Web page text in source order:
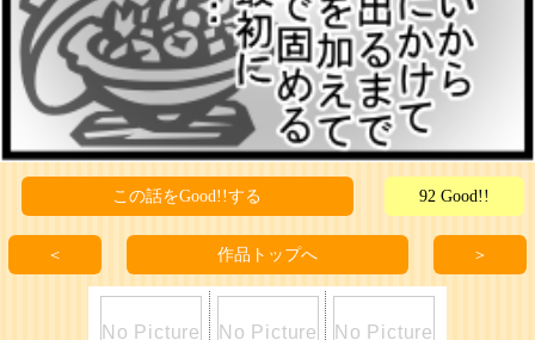
この話をGood!!する 92 Good!!
＜ 作品トップへ ＞